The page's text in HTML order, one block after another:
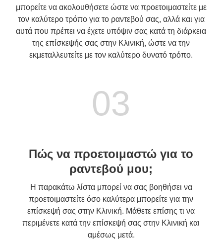
μπορείτε να ακολουθήσετε ώστε να προετοιμαστείτε με
τον καλύτερο τρόπο για το ραντεβού σας, αλλά και για
αυτά που πρέπει να έχετε υπόψιν σας κατά τη διάρκεια
της επίσκεψής σας στην Κλινική, ώστε να την
εκμεταλλευτείτε με τον καλύτερο δυνατό τρόπο.
03
Πώς να προετοιμαστώ για το
ραντεβού μου;
Η παρακάτω λίστα μπορεί να σας βοηθήσει να
προετοιμαστείτε όσο καλύτερα μπορείτε για την
επίσκεψή σας στην Κλινική. Μάθετε επίσης τι να
περιμένετε κατά την επίσκεψή σας στην Κλινική και
αμέσως μετά.